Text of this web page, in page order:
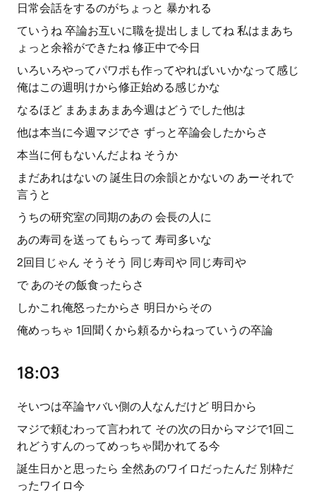
日常会話をするのがちょっと 暴かれる
ていうね 卒論お互いに職を提出しましてね 私はまあち
ょっと余裕ができたね 修正中で今日
いろいろやってパワポも作ってやればいいかなって感じ
俺はこの週明けから修正始める感じかな
なるほど まあまあまあ今週はどうでした他は
他は本当に今週マジでさ ずっと卒論会したからさ
本当に何もないんだよね そうか
まだあれはないの 誕生日の余韻とかないの あーそれで
言うと
うちの研究室の同期のあの 会長の人に
あの寿司を送ってもらって 寿司多いな
2回目じゃん そうそう 同じ寿司や 同じ寿司や
で あのその飯食ったらさ
しかこれ俺怒ったからさ 明日からその
俺めっちゃ 1回聞くから頼るからねっていうの卒論
18:03
そいつは卒論ヤバい側の人なんだけど 明日から
マジで頼むわって言われて その次の日からマジで1回こ
れどうすんのってめっちゃ聞かれてる今
誕生日かと思ったら 全然あのワイロだったんだ 別枠だ
ったワイロ今